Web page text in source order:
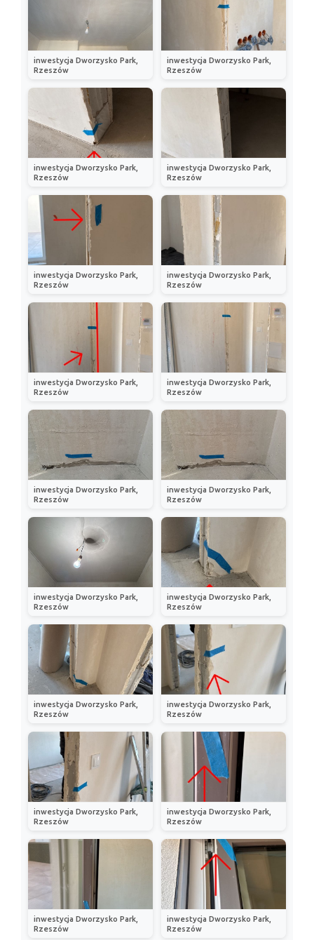
inwestycja Dworzysko Park,
Rzeszów
inwestycja Dworzysko Park,
Rzeszów
inwestycja Dworzysko Park,
Rzeszów
inwestycja Dworzysko Park,
Rzeszów
inwestycja Dworzysko Park,
Rzeszów
inwestycja Dworzysko Park,
Rzeszów
inwestycja Dworzysko Park,
Rzeszów
inwestycja Dworzysko Park,
Rzeszów
inwestycja Dworzysko Park,
Rzeszów
inwestycja Dworzysko Park,
Rzeszów
inwestycja Dworzysko Park,
Rzeszów
inwestycja Dworzysko Park,
Rzeszów
inwestycja Dworzysko Park,
Rzeszów
inwestycja Dworzysko Park,
Rzeszów
inwestycja Dworzysko Park,
Rzeszów
inwestycja Dworzysko Park,
Rzeszów
inwestycja Dworzysko Park,
Rzeszów
inwestycja Dworzysko Park,
Rzeszów